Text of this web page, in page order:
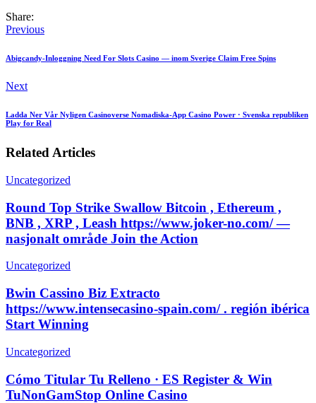
Share:
Previous
Abigcandy-Inloggning Need For Slots Casino — inom Sverige Claim Free Spins
Next
Ladda Ner Vår Nyligen Casinoverse Nomadiska-App Casino Power · Svenska republiken
Play for Real
Related Articles
Uncategorized
Round Top Strike Swallow Bitcoin , Ethereum ,
BNB , XRP , Leash https://www.joker-no.com/ —
nasjonalt område Join the Action
Uncategorized
Bwin Cassino Biz Extracto
https://www.intensecasino-spain.com/ . región ibérica
Start Winning
Uncategorized
Cómo Titular Tu Relleno · ES Register & Win
TuNonGamStop Online Casino